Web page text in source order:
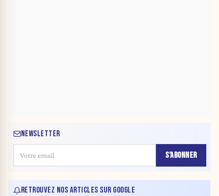
NEWSLETTER
S'ABONNER
RETROUVEZ NOS ARTICLES SUR GOOGLE